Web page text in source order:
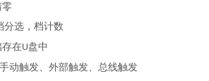
分选，档计数
存在U盘中
动触发、外部触发、总线触发